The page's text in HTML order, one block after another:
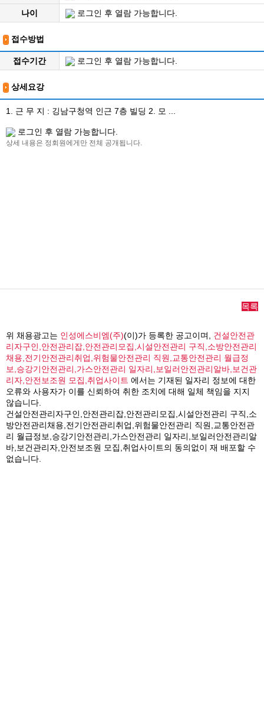
나이
로그인 후 열람 가능합니다.
접수방법
접수기간 로그인 후 열람 가능합니다.
상세요강
1. 근 무 지 : 깅남구청역 인근 7층 빌딩 2. 모 ...
로그인 후 열람 가능합니다.
상세 내용은 정회원에게만 전체 공개됩니다.
목록
위 채용광고는 인성에스비엠(주)(이)가 등록한 공고이며, 건설안전관
리자구인,안전관리잡,안전관리모집,시설안전관리 구직,소방안전관리
채용,전기안전관리취업,위험물안전관리 직원,교통안전관리 월급정
보,승강기안전관리,가스안전관리 일자리,보일러안전관리알바,보건관
리자,안전보조원 모집,취업사이트 에서는 기재된 일자리 정보에 대한
오류와 사용자가 이를 신뢰하여 취한 조치에 대해 일체 책임을 지지
않습니다.
건설안전관리자구인,안전관리잡,안전관리모집,시설안전관리 구직,소
방안전관리채용,전기안전관리취업,위험물안전관리 직원,교통안전관
리 월급정보,승강기안전관리,가스안전관리 일자리,보일러안전관리알
바,보건관리자,안전보조원 모집,취업사이트의 동의없이 재 배포할 수
없습니다.